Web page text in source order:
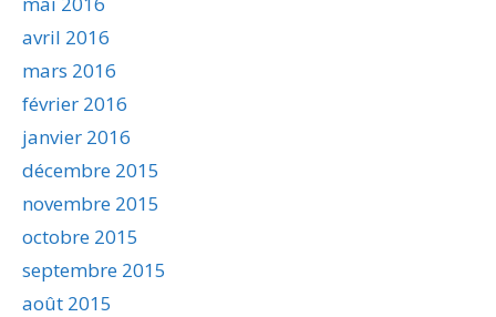
avril 2016
mars 2016
février 2016
janvier 2016
décembre 2015
novembre 2015
octobre 2015
septembre 2015
août 2015